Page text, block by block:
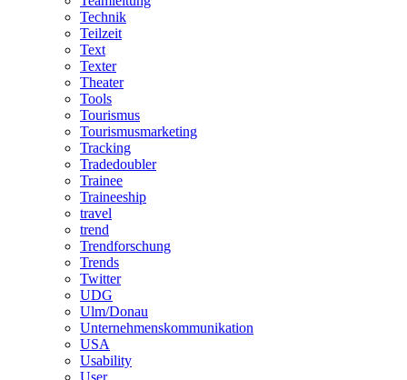
Technik
Teilzeit
Text
Texter
Theater
Tools
Tourismus
Tourismusmarketing
Tracking
Tradedoubler
Trainee
Traineeship
travel
trend
Trendforschung
Trends
Twitter
UDG
Ulm/Donau
Unternehmenskommunikation
USA
Usability
User